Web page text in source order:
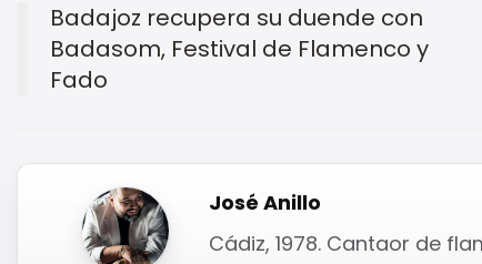
Badajoz recupera su duende con
Badasom, Festival de Flamenco y
Fado
José Anillo
Cádiz, 1978. Cantaor de